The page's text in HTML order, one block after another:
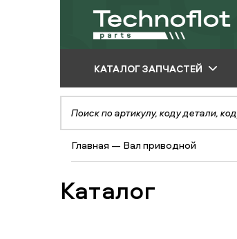
КАТАЛОГ ЗАПЧАСТЕЙ
ПО ПРОИЗВОДИТЕЛЮ
ПО ВИДУ
ОБОРУДОВАНИЯ
ПО ТИПУ ЗАПЧАСТЕЙ
Главная — Вал приводной
Каталог